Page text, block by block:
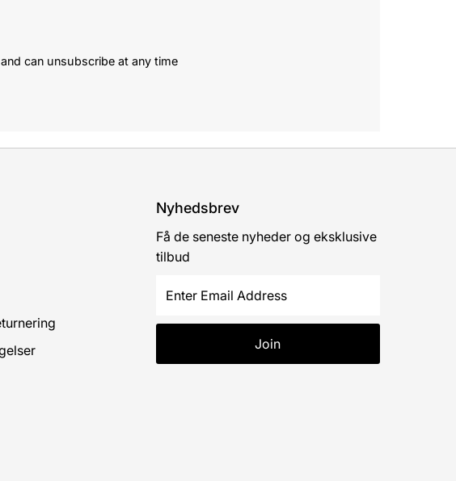
can unsubscribe at any time
Nyhedsbrev
Få de seneste nyheder og eksklusive
tilbud
Email
Address
Join